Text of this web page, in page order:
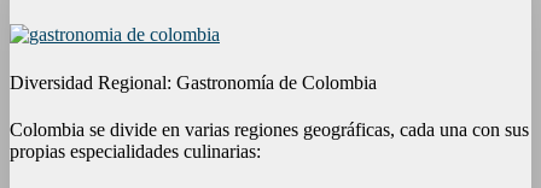
Diversidad Regional: Gastronomía de Colombia
Colombia se divide en varias regiones geográficas, cada una con sus
propias especialidades culinarias: